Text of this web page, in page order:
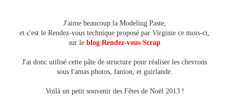
J'aime beaucoup la Modeling Paste,
et c'est le Rendez-vous technique proposé par Virginie ce mois-ci,
sur le blog Rendez-vous Scrap
J'ai donc utilisé cette pâte de structure pour réaliser les chevrons
sous l'amas photos, fanion, et guirlande.
Voilà un petit souvenir des Fêtes de Noël 2013!